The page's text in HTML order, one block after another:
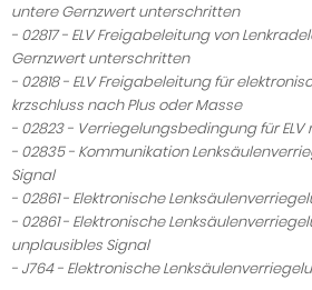
untere Gernzwert unterschritten
- 02817 - ELV Freigabeleitung von
Gernzwert unterschritten
- 02818 - ELV Freigabeleitung für
krzschluss nach Plus oder Masse
- 02823 - Verriegelungsbedingung für ELV
- 02835 - Kommunikation
Signal
- 02861 - Elektronische
- 02861 - Elektronische
unplausibles Signal
- J764 - Elektronische